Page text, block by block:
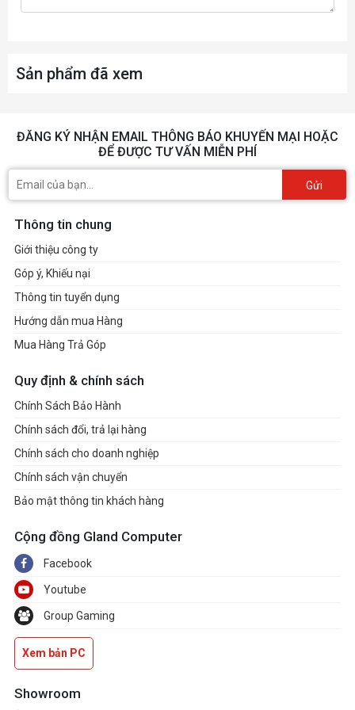
Tấm nền: IPS-level
Tương phản: 1200:01:00
NTSC %: 72%
SRGB %: 100%
Adobe %:
Chống chóa:
Công nghệ
Chuẩn Patone:
Support Dolby
Vision HDR:
N/A
Mặt kính:
Bộ nhớ đệm:
Bộ nhớ đệm:
rộng:
Sản phẩm đã xem
ĐĂNG KÝ NHẬN EMAIL THÔNG BÁO KHUYẾN MẠI HOẶC
ĐỂ ĐƯỢC TƯ VẤN MIỄN PHÍ
Gửi
Thông tin chung
Giới thiệu công ty
Góp ý, Khiếu nại
Thông tin tuyển dụng
Hướng dẫn mua Hàng
Mua Hàng Trả Góp
Quy định & chính sách
Chính Sách Bảo Hành
Chính sách đổi, trả lại hàng
Chính sách cho doanh nghiệp
Chính sách vận chuyển
Bảo mật thông tin khách hàng
Cộng đồng Gland Computer
Facebook
Youtube
Group Gaming
Xem bản PC
Showroom